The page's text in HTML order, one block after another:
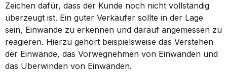
Zeichen dafür, dass der Kunde noch nicht vollständig
überzeugt ist. Ein guter Verkäufer sollte in der Lage
sein, Einwände zu erkennen und darauf angemessen zu
reagieren. Hierzu gehört beispielsweise das Verstehen
der Einwände, das Vorwegnehmen von Einwänden und
das Überwinden von Einwänden.